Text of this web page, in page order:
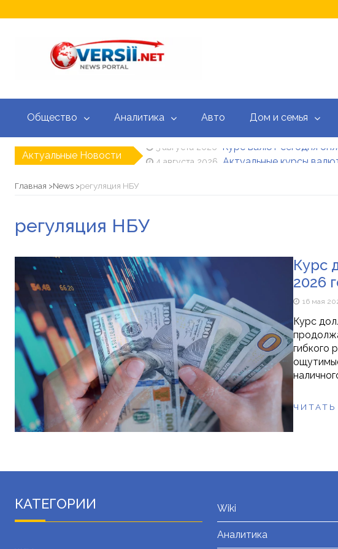
Общество Аналитика Авто Дом и семья
Актуальные Новости 4 августа 2026 Актуальные курсы
Главная News регуляция НБУ
регуляция НБУ
Курс
2026
16 мая
Курс
гибкого
КАТЕГОРИИ Wiki
Аналитика